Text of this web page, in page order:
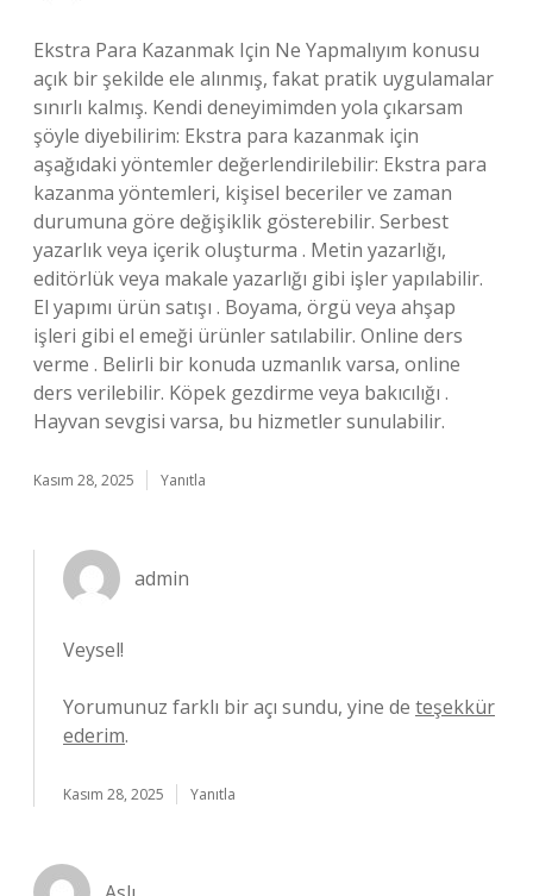
Ekstra Para Kazanmak Için Ne Yapmalıyım konusu
açık bir şekilde ele alınmış, fakat pratik uygulamalar
sınırlı kalmış. Kendi deneyimimden yola çıkarsam
şöyle diyebilirim: Ekstra para kazanmak için
aşağıdaki yöntemler değerlendirilebilir: Ekstra para
kazanma yöntemleri, kişisel beceriler ve zaman
durumuna göre değişiklik gösterebilir. Serbest
yazarlık veya içerik oluşturma . Metin yazarlığı,
editörlük veya makale yazarlığı gibi işler yapılabilir.
El yapımı ürün satışı . Boyama, örgü veya ahşap
işleri gibi el emeği ürünler satılabilir. Online ders
verme . Belirli bir konuda uzmanlık varsa, online
ders verilebilir. Köpek gezdirme veya bakıcılığı .
Hayvan sevgisi varsa, bu hizmetler sunulabilir.
Kasım 28, 2025 Yanıtla
admin
Veysel!
Yorumunuz farklı bir açı sundu, yine de teşekkür
ederim.
Kasım 28, 2025 Yanıtla